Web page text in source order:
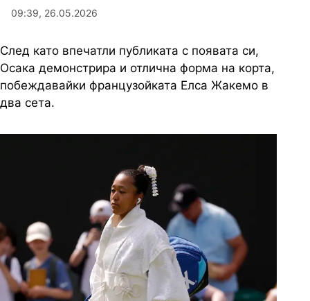
09:39, 26.05.2026
След като впечатли публиката с появата си,
Осака демонстрира и отлична форма на корта,
побеждавайки французойката Елса Жакемо в
два сета.